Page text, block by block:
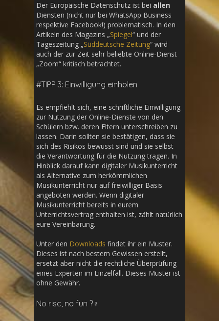
Der Europäische Datenschutz ist bei allen
Diensten (nicht nur bei WhatsApp Business
respektive Facebook!) problematisch. In den
Artikeln des Magazins „Spiegel“ und der
Tageszeitung „Süddeutsche Zeitung“ wird
auch der zur Zeit sehr beliebte Online-Dienst
„Zoom“ kritisch betrachtet.
#TIPP 3: Einwilligung einholen
Es empfiehlt sich, eine schriftliche Einwilligung
zur Nutzung der Online-Dienste von den
Schülern bzw. deren Eltern unterschreiben zu
lassen. Darin sollten sie bestätigen, dass sie
sich des Risikos bewusst sind und sie selbst
die Verantwortung für die Nutzung tragen. In
Hinblick darauf kann digitaler Musikunterricht
als Alternative zum herkömmlichen
Musikunterricht nur auf freiwilliger Basis
angeboten werden. Wenn digitaler
Musikunterricht bereits in eurem
Unterrichtsvertrag enthalten ist, zählt natürlich
eure Vereinbarung.
Unter den Downloads findet ihr ein Muster.
Dieses ist nach bestem Gewissen erstellt,
ersetzt aber nicht die rechtliche Überprüfung
eines Experten im Einzelfall. Dieses Muster ist
ohne Gewähr.
No risc, no fun ?‍♀️